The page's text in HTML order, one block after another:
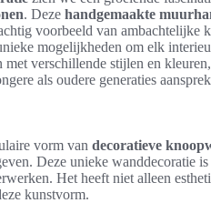
. Deze handgemaakte
voorbeeld van ambachtelijke
mogelijkheden om elk
verschillende stijlen en
als oudere generaties
vorm van decoratieve
Deze unieke wanddecoratie
Het heeft niet alleen
kunstvorm.